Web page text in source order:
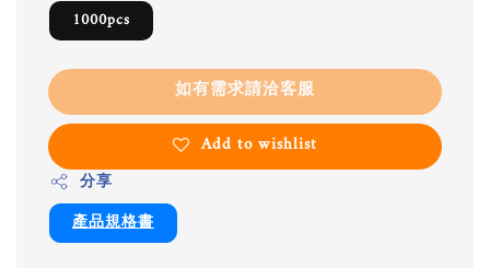
1000pcs
如有需求請洽客服
Add to wishlist
分享
產品規格書